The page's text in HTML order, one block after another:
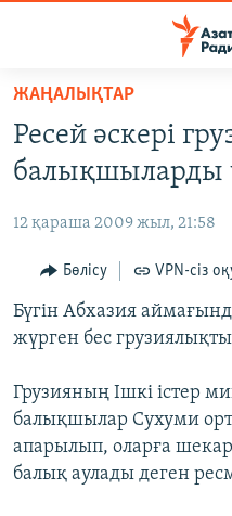
Skip
main
content
to
Navigation
Skip
to
САЯСАТ
ҚАҢТАР ОҚИҒАСЫ
АДАМ ҚҰҚЫҚТАРЫ
ӘЛЕУМЕТ
ӘЛЕМ
АРНАЙЫ ЖОБАЛАР
Русский
ЖАҢАЛЫҚТАР
Ресей әскері
балықшыларды
12 қараша 2009 жыл, 21:58
Бөлісу VPN-сіз
Бүгін Абхазия
жүрген бес
Грузияның Ішкі істер
балықшылар Сухуми
апарылып, оларға
балық аулады деген